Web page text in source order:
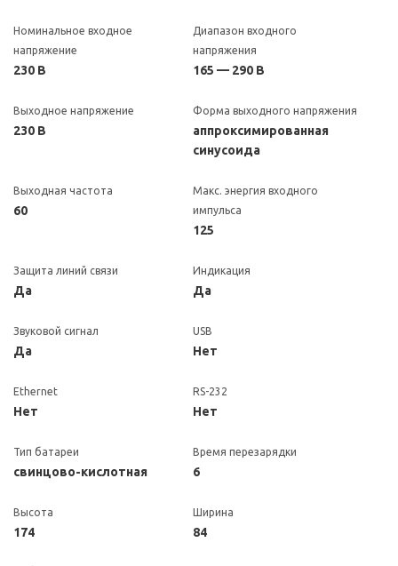
Номинальное входное
напряжение
230 В
Диапазон входного
напряжения
165 — 290 В
Выходное напряжение
230 В
Форма выходного напряжения
аппроксимированная
синусоида
Выходная частота
60
Макс. энергия входного
импульса
125
Защита линий связи
Да
Индикация
Да
Звуковой сигнал
Да
USB
Нет
Ethernet
Нет
RS-232
Нет
Тип батареи
свинцово-кислотная
Время перезарядки
6
Высота
174
Ширина
84